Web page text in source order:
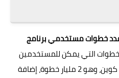
خطوات مستخدمي برنامج
التي يمكن للمستخدمين
تحقيقها عبر البرنامج في سويت كوين، وهو 2 مليار خطوة، إضافة